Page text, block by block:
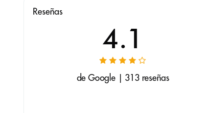
Reseñas
4.1
de Google | 313 reseñas